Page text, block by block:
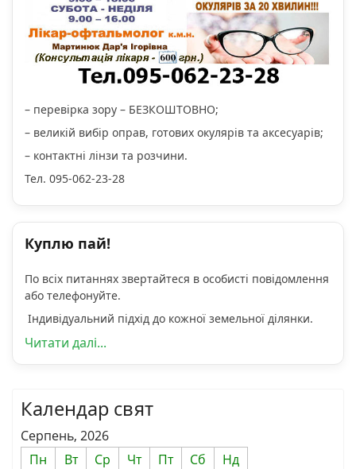
– перевірка зору – БЕЗКОШТОВНО;
– великій вибір оправ, готових окулярів та аксесуарів;
– контактні лінзи та розчини.
Тел. 095-062-23-28
Куплю пай!
По всіх питаннях звертайтеся в особисті повідомлення
або телефонуйте.
Індивідуальний підхід до кожної земельної ділянки.
Читати далі...
Календар свят
Серпень, 2026
Пн
Вт Ср Чт Пт Сб
Нд